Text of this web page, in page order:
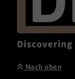
Nach oben